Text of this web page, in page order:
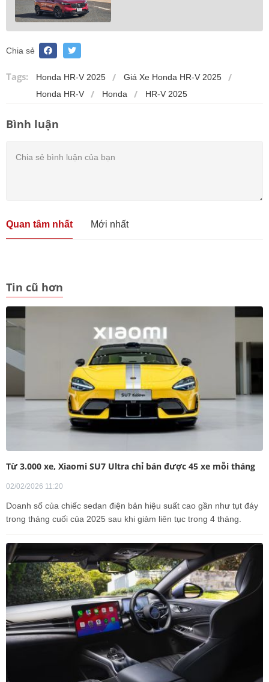
Chia sẻ
Tags: Honda HR-V 2025
Giá Xe Honda HR-V 2025
Honda HR-V
Honda HR-V 2025
Bình luận
Quan tâm nhất Mới nhất
Tin cũ hơn
Từ 3.000 xe, Xiaomi SU7 Ultra chỉ bán được 45 xe mỗi tháng
02/02/2026 11:20
Doanh số của chiếc sedan điện bản hiệu suất cao gần như tụt đáy
trong tháng cuối của 2025 sau khi giảm liên tục trong 4 tháng.